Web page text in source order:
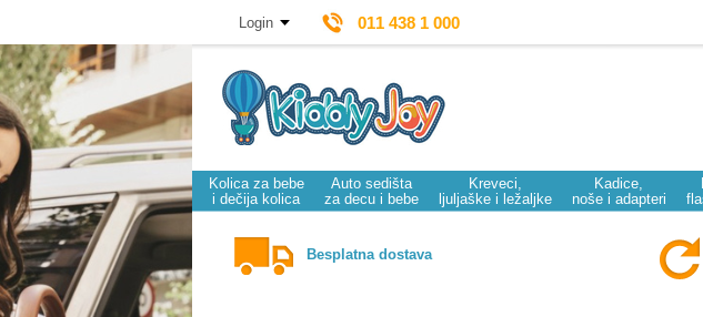
Login 011 438 1 000
Kolica za bebe
i dečija kolica
Auto sedišta
za decu i bebe
Kreveci,
ljuljaške i ležaljke
Kadice,
noše i adapteri
Besplatna dostava